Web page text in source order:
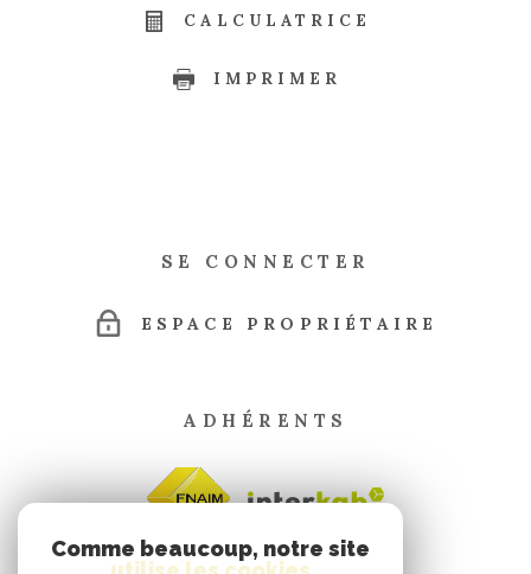
CALCULATRICE
IMPRIMER
SE CONNECTER
ESPACE PROPRIÉTAIRE
ADHÉRENTS
Comme beaucoup, notre site